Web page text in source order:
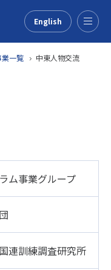
English
業一覧 中東人物交流
ム事業グループ
連訓練調査研究所